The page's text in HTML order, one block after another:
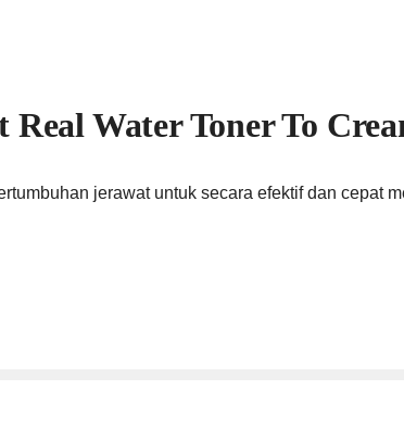
Water Toner To
jerawat untuk secara efektif dan cepat